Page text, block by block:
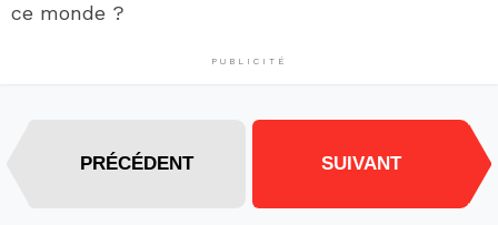
ce monde ?
PUBLICITÉ
PRÉCÉDENT SUIVANT